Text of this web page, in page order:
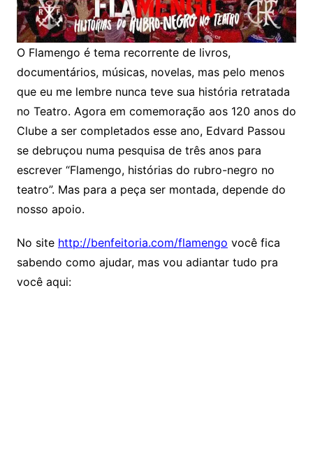
O Flamengo é tema recorrente de livros,
documentários, músicas, novelas, mas pelo menos
que eu me lembre nunca teve sua história retratada
no Teatro. Agora em comemoração aos 120 anos do
Clube a ser completados esse ano, Edvard Passou
se debruçou numa pesquisa de três anos para
escrever “Flamengo, histórias do rubro-negro no
teatro”. Mas para a peça ser montada, depende do
nosso apoio.
No site http://benfeitoria.com/flamengo você fica
sabendo como ajudar, mas vou adiantar tudo pra
você aqui: